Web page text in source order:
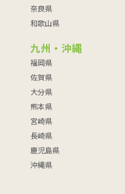
奈良県
和歌山県
九州・沖縄
福岡県
佐賀県
大分県
熊本県
宮崎県
長崎県
鹿児島県
沖縄県